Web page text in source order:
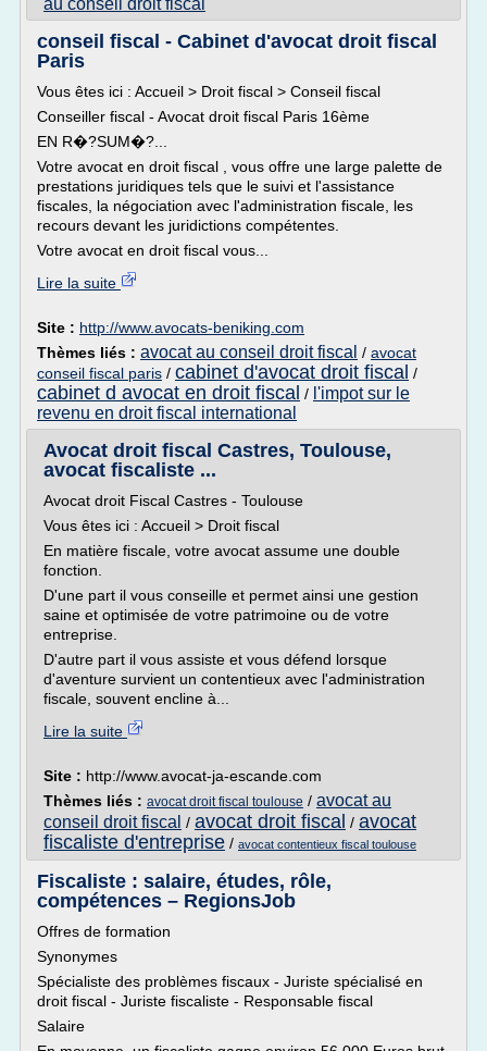
au conseil droit fiscal
conseil fiscal - Cabinet d'avocat droit fiscal
Paris
Vous êtes ici : Accueil > Droit fiscal > Conseil fiscal
Conseiller fiscal - Avocat droit fiscal Paris 16ème
EN R�?SUM�?...
Votre avocat en droit fiscal , vous offre une large palette de
prestations juridiques tels que le suivi et l'assistance
fiscales, la négociation avec l'administration fiscale, les
recours devant les juridictions compétentes.
Votre avocat en droit fiscal vous...
Lire la suite
Site : http://www.avocats-beniking.com
Thèmes liés : avocat au conseil droit fiscal / avocat
conseil fiscal paris / cabinet d'avocat droit fiscal /
cabinet d avocat en droit fiscal / l'impot sur le
revenu en droit fiscal international
Avocat droit fiscal Castres, Toulouse,
avocat fiscaliste ...
Avocat droit Fiscal Castres - Toulouse
Vous êtes ici : Accueil > Droit fiscal
En matière fiscale, votre avocat assume une double
fonction.
D'une part il vous conseille et permet ainsi une gestion
saine et optimisée de votre patrimoine ou de votre
entreprise.
D'autre part il vous assiste et vous défend lorsque
d'aventure survient un contentieux avec l'administration
fiscale, souvent encline à...
Lire la suite
Site : http://www.avocat-ja-escande.com
Thèmes liés : avocat droit fiscal toulouse / avocat au
conseil droit fiscal / avocat droit fiscal / avocat
fiscaliste d'entreprise / avocat contentieux fiscal toulouse
Fiscaliste : salaire, études, rôle,
compétences – RegionsJob
Offres de formation
Synonymes
Spécialiste des problèmes fiscaux - Juriste spécialisé en
droit fiscal - Juriste fiscaliste - Responsable fiscal
Salaire